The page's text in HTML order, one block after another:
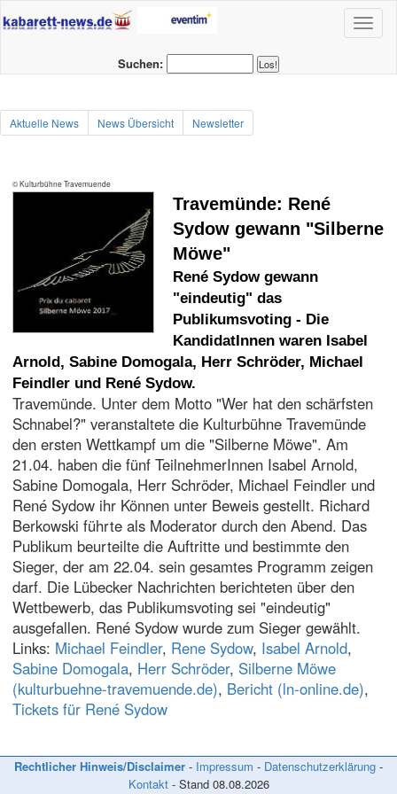
Suchen:
Aktuelle News News Übersicht Newsletter
© Kulturbühne Travemuende
Travemünde: René
Sydow gewann "Silberne
Möwe"
René Sydow gewann
"eindeutig" das
Publikumsvoting - Die
KandidatInnen waren Isabel
Arnold, Sabine Domogala, Herr Schröder, Michael
Feindler und René Sydow.
Travemünde. Unter dem Motto "Wer hat den schärfsten
Schnabel?" veranstaltete die Kulturbühne Travemünde
den ersten Wettkampf um die "Silberne Möwe". Am
21.04. haben die fünf TeilnehmerInnen Isabel Arnold,
Sabine Domogala, Herr Schröder, Michael Feindler und
René Sydow ihr Können unter Beweis gestellt. Richard
Berkowski führte als Moderator durch den Abend. Das
Publikum beurteilte die Auftritte und bestimmte den
Sieger, der am 22.04. sein gesamtes Programm zeigen
darf. Die Lübecker Nachrichten berichteten über den
Wettbewerb, das Publikumsvoting sei "eindeutig"
ausgefallen. René Sydow wurde zum Sieger gewählt.
Links: Michael Feindler, Rene Sydow, Isabel Arnold,
Sabine Domogala, Herr Schröder, Silberne Möwe
(kulturbuehne-travemuende.de), Bericht (ln-online.de),
Tickets für René Sydow
Rechtlicher Hinweis/Disclaimer - Impressum - Datenschutzerklärung -
Kontakt- Stand 08.08.2026